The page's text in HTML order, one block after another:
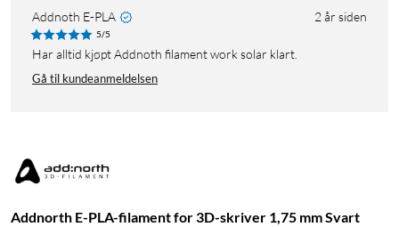
Addnoth E-PLA 2 år siden
5/5
Har alltid kjøpt Addnoth filament work solar klart.
Gå til kundeanmeldelsen
Addnorth E-PLA-filament for 3D-skriver 1,75 mm Svart